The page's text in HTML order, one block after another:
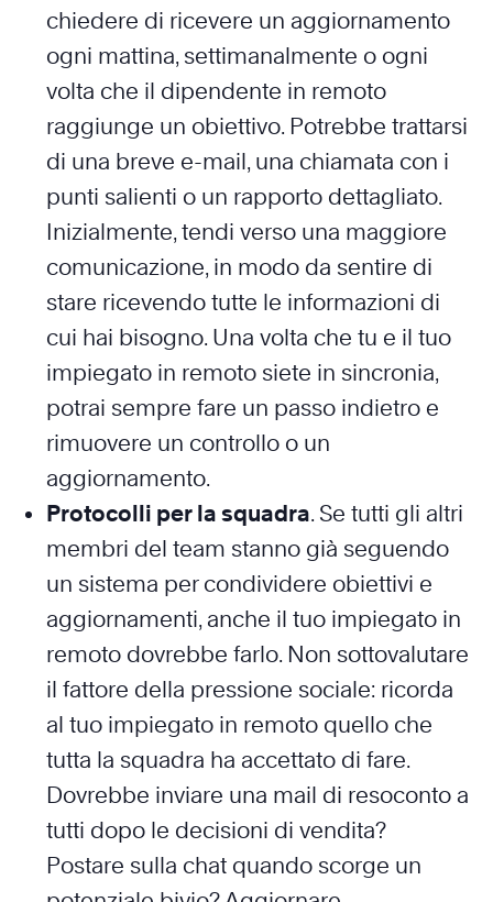
chiedere di ricevere un aggiornamento
ogni mattina, settimanalmente o ogni
volta che il dipendente in remoto
raggiunge un obiettivo. Potrebbe trattarsi
di una breve e-mail, una chiamata con i
punti salienti o un rapporto dettagliato.
Inizialmente, tendi verso una maggiore
comunicazione, in modo da sentire di
stare ricevendo tutte le informazioni di
cui hai bisogno. Una volta che tu e il tuo
impiegato in remoto siete in sincronia,
potrai sempre fare un passo indietro e
rimuovere un controllo o un
aggiornamento.
Protocolli per la squadra. Se tutti gli altri
membri del team stanno già seguendo
un sistema per condividere obiettivi e
aggiornamenti, anche il tuo impiegato in
remoto dovrebbe farlo. Non sottovalutare
il fattore della pressione sociale: ricorda
al tuo impiegato in remoto quello che
tutta la squadra ha accettato di fare.
Dovrebbe inviare una mail di resoconto a
tutti dopo le decisioni di vendita?
Postare sulla chat quando scorge un